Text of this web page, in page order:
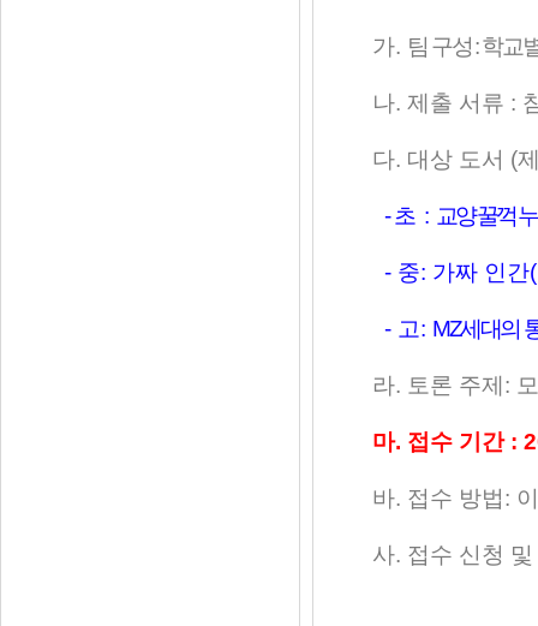
가. 팀 구성:학교
나. 제출 서류 :
다. 대상 도서 (
-초 : 교양 꿀꺽
- 중: 가짜 인간(
- 고: MZ세대의
라. 토론 주제:
마. 접수 기간 :
바. 접수 방법:
사. 접수 신청